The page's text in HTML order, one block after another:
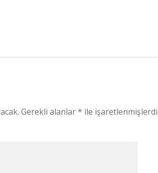
Gerekli alanlar* ile